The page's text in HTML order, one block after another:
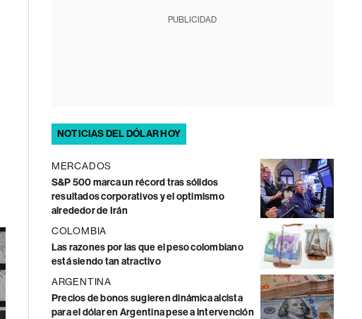
PUBLICIDAD
NOTICIAS DEL DÓLAR HOY
MERCADOS
S&P 500 marca un récord tras sólidos
resultados corporativos y el optimismo
alrededor de Irán
COLOMBIA
Las razones por las que el peso colombiano
está siendo tan atractivo
ARGENTINA
Precios de bonos sugieren dinámica alcista
para el dólar en Argentina pese a intervención